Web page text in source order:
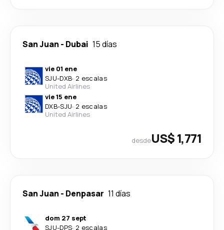
San Juan - Dubai 15 días
vie 01 ene
SJU-DXB· 2 escalas
United Airlines
vie 15 ene
DXB-SJU· 2 escalas
United Airlines
desdeUS$ 1,771
San Juan - Denpasar 11 días
dom 27 sept
SJU-DPS· 2 escalas